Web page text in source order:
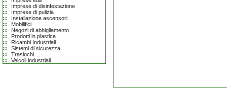
Imprese di disinfestazione
Imprese di pulizia
Installazione ascensori
Mobilifici
Negozi di abbigliamento
Prodotti in plastica
Ricambi Industriali
Sistemi di sicurezza
Traslochi
Veicoli industriali